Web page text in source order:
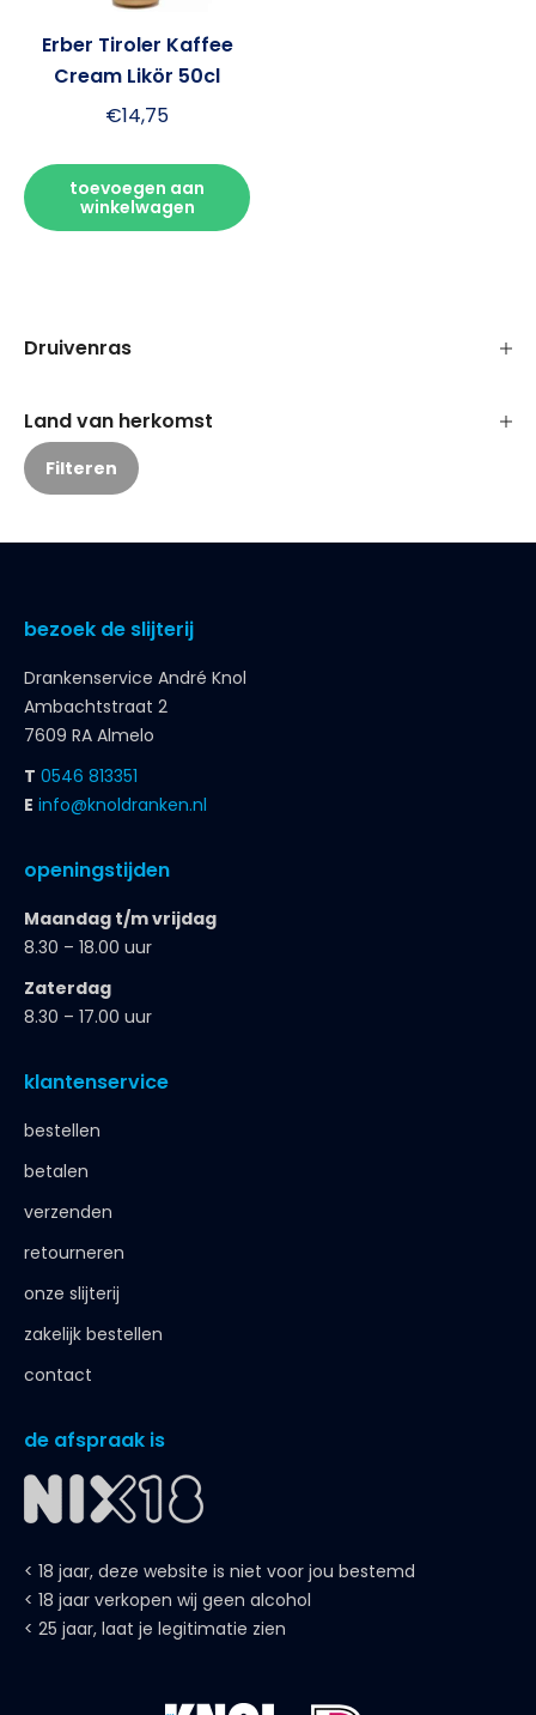
Erber Tiroler Kaffee
Cream Likör 50cl
€14,75
toevoegen aan
winkelwagen
Druivenras
Land van herkomst
Filteren
bezoek de slijterij
Drankenservice André Knol
Ambachtstraat 2
7609 RA Almelo
T 0546 813351
E info@knoldranken.nl
openingstijden
Maandag t/m vrijdag
8.30 – 18.00 uur
Zaterdag
8.30 – 17.00 uur
klantenservice
bestellen
betalen
verzenden
retourneren
onze slijterij
zakelijk bestellen
contact
de afspraak is
< 18 jaar, deze website is niet voor jou bestemd
< 18 jaar verkopen wij geen alcohol
< 25 jaar, laat je legitimatie zien